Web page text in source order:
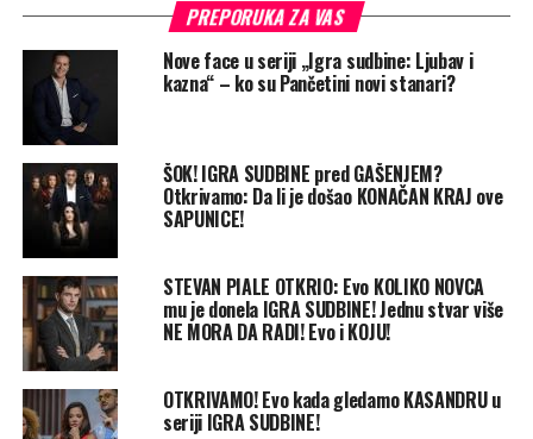
PREPORUKA ZA VAS
Nove face u seriji „Igra sudbine: Ljubav i
kazna“ – ko su Pančetini novi stanari?
ŠOK! IGRA SUDBINE pred GAŠENJEM?
Otkrivamo: Da li je došao KONAČAN KRAJ ove
SAPUNICE!
STEVAN PIALE OTKRIO: Evo KOLIKO NOVCA
mu je donela IGRA SUDBINE! Jednu stvar više
NE MORA DA RADI! Evo i KOJU!
OTKRIVAMO! Evo kada gledamo KASANDRU u
seriji IGRA SUDBINE!